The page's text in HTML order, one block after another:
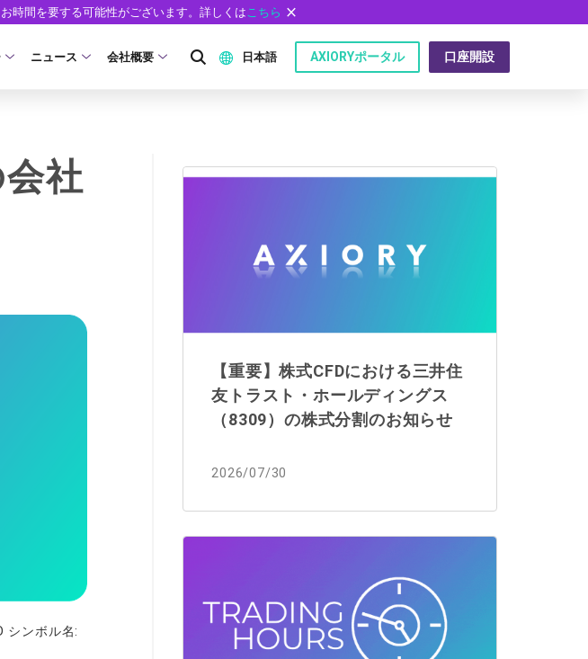
時間を要する可能性がございます。詳しくはこちら
ド・手数料
とロスカット
設フォーム
MT4/MT5 ヒストリカルデータ
EA(エキスパートアドバイザー)
MQLシグナル
ュース・パートナープログラム（IP）
ログラム NEW
ニュース
お知らせ
マーケットニュース
会社概要 日本語
日本語
Español
AXIORYポータル 口座開設
社
シンボル名:
【重要】株式CFDにおける三井住
友トラスト・ホールディングス
（8309）の株式分割のお知らせ
2026/07/30